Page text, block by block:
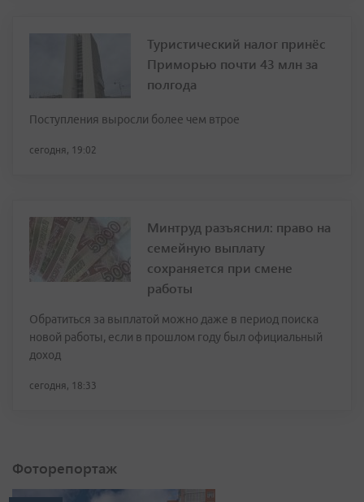
Туристический налог принёс
Приморью почти 43 млн за
полгода
Поступления выросли более чем втрое
сегодня, 19:02
Минтруд разъяснил: право на
семейную выплату
сохраняется при смене
работы
Обратиться за выплатой можно даже в период поиска
новой работы, если в прошлом году был официальный
доход
сегодня, 18:33
Фоторепортаж